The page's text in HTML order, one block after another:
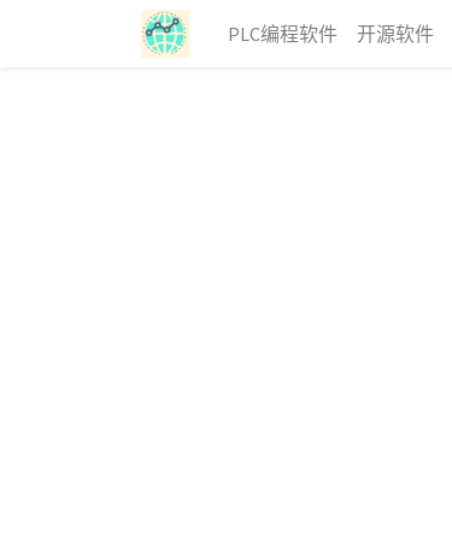
PLC编程软件 开源软件